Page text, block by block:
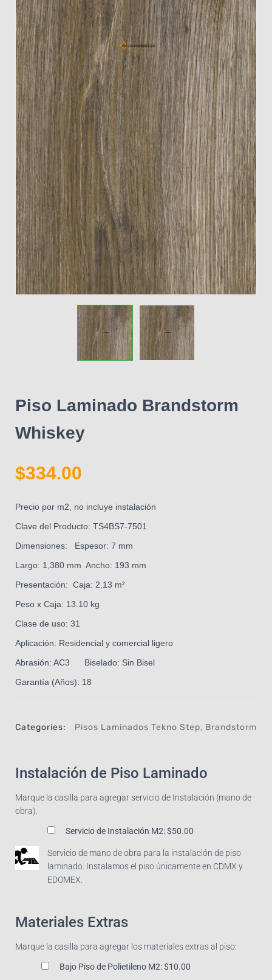
Piso Laminado Brandstorm
Whiskey
$334.00
Precio por m2, no incluye instalación
Clave del Producto: TS4BS7-7501
Dimensiones: Espesor: 7 mm
Largo: 1,380 mm Ancho: 193 mm
Presentación: Caja: 2.13 m²
Peso x Caja: 13.10 kg
Clase de uso: 31
Aplicación: Residencial y comercial ligero
Abrasión: AC3 Biselado: Sin Bisel
Garantía (Años): 18
Categories: Pisos Laminados Tekno Step, Brandstorm
Instalación de Piso Laminado
Marque la casilla para agregar servicio de Instalación (mano de
obra).
Servicio de Instalación M2:$50.00
Servicio de mano de obra para la instalación de piso
laminado. Instalamos el piso únicamente en CDMX y
EDOMEX.
Materiales Extras
Marque la casilla para agregar los materiales extras al piso:
Bajo Piso de Polietileno M2:$10.00